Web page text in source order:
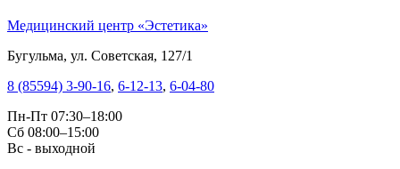
Медицинский центр «Эстетика»
Бугульма, ул. Советская, 127/1
8 (85594) 3-90-16, 6-12-13, 6-04-80
Пн-Пт 07:30–18:00
Сб 08:00–15:00
Вс - выходной